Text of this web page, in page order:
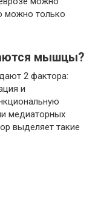
можно только
мышцы?
2 фактора:
и
медиаторных
выделяет такие